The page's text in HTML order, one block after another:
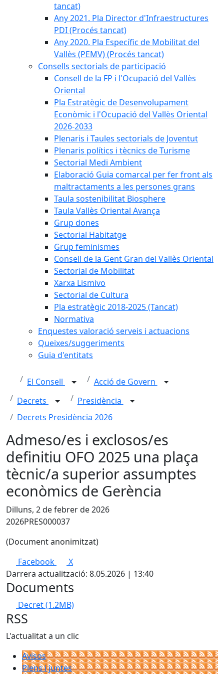
tancat)
Any 2021. Pla Director d'Infraestructures
PDI (Procés tancat)
Any 2020. Pla Específic de Mobilitat del
Vallès (PEMV) (Procés tancat)
Consells sectorials de participació
Consell de la FP i l'Ocupació del Vallès
Oriental
Pla Estratègic de Desenvolupament
Econòmic i l'Ocupació del Vallès Oriental
2026-2033
Plenaris i Taules sectorials de Joventut
Plenaris polítics i tècnics de Turisme
Sectorial Medi Ambient
Elaboració Guia comarcal per fer front als
maltractaments a les persones grans
Taula sostenibilitat Biosphere
Taula Vallès Oriental Avança
Grup dones
Sectorial Habitatge
Grup feminismes
Consell de la Gent Gran del Vallès Oriental
Sectorial de Mobilitat
Xarxa Lismivo
Sectorial de Cultura
Pla estratègic 2018-2025 (Tancat)
Normativa
Enquestes valoració serveis i actuacions
Queixes/suggeriments
Guia d'entitats
El Consell
Acció de Govern
Decrets
Presidència
Decrets Presidència 2026
Admeso/es i exclosos/es
definitiu OFO 2025 una plaça
tècnic/a superior assumptes
econòmics de Gerència
Dilluns, 2 de febrer de 2026
2026PRES000037
(Document anonimitzat)
Facebook
X
Darrera actualització: 8.05.2026 | 13:40
Documents
Decret(1.2MB)
RSS
L'actualitat a un clic
Avisos
Plens i juntes